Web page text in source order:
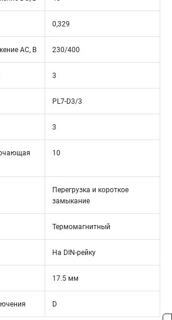
0,329
АС, В 230/400
3
PL7-D3/3
3
10
Перегрузка и короткое
замыкание
Термомагнитный
На DIN-рейку
17.5 мм
D